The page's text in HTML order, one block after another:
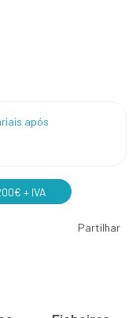
após
+ IVA
Partilhar